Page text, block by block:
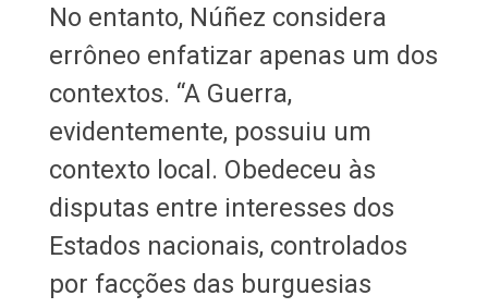
No entanto, Núñez considera
errôneo enfatizar apenas um dos
contextos. “A Guerra,
evidentemente, possuiu um
contexto local. Obedeceu às
disputas entre interesses dos
Estados nacionais, controlados
por facções das burguesias